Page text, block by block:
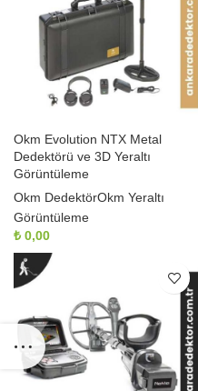
Okm Evolution NTX Metal
Dedektörü ve 3D Yeraltı
Görüntüleme
Okm DedektörOkm Yeraltı
Görüntüleme
₺ 0,00